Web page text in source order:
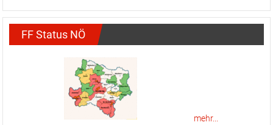
FF Status NÖ
mehr...